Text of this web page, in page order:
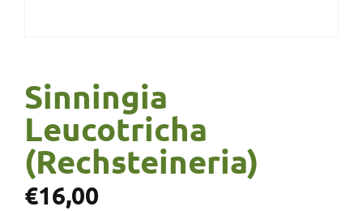
Sinningia
Leucotricha
(Rechsteineria)
€16,00